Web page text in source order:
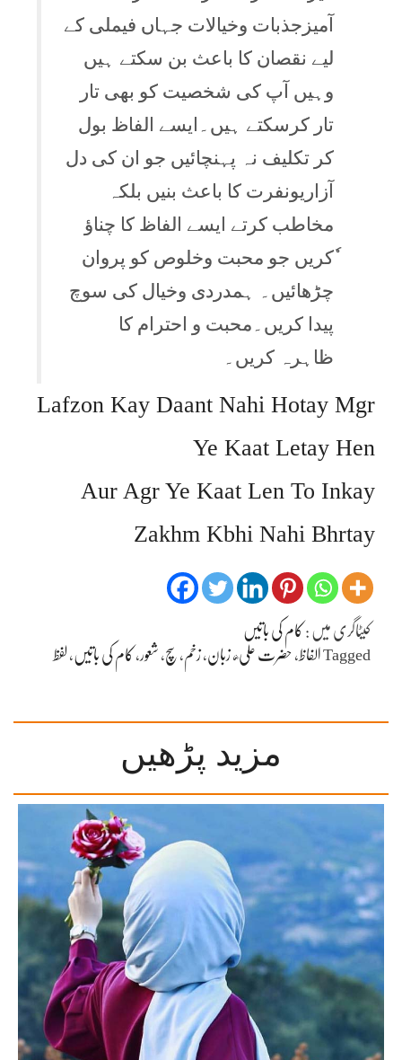
آمیزجذبات وخیالات جہاں فیملی کے
لیے نقصان کا باعث بن سکتے ہیں
وہیں آپ کی شخصیت کو بھی تار
تار کرسکتے ہیں۔ایسے الفاظ بول
کر تکلیف نہ پہنچائیں جو ان کی دل
آزاریونفرت کا باعث بنیں بلکہ
مخاطب کرتے ایسے الفاظ کا چناؤ
ٗکریں جو محبت وخلوص کو پروان
چڑھائیں۔ ہمدردی وخیال کی سوچ
پیدا کریں۔محبت و احترام کا
ظاہرہ کریں۔
Lafzon Kay Daant Nahi Hotay Mgr
Ye Kaat Letay Hen
Aur Agr Ye Kaat Len To Inkay
Zakhm Kbhi Nahi Bhrtay
کیٹاگری میں : کام کی باتیں
Taggedالفاظ، حضرت علی ؓ،زبان،زخم، سچ، شعور، کام کی باتیں، لفظ
مزید پڑھیں